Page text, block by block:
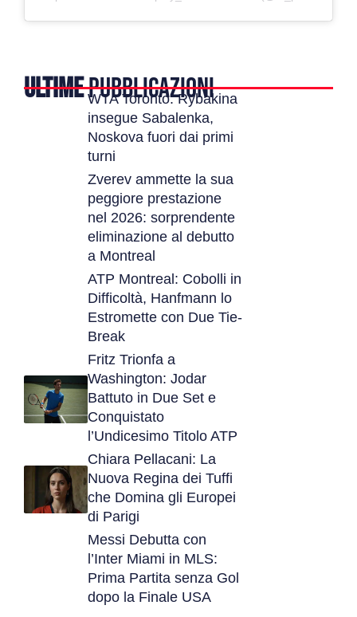
ULTIMEPUBBLICAZIONI
WTA Toronto: Rybakina
insegue Sabalenka,
Noskova fuori dai primi
turni
Zverev ammette la sua
peggiore prestazione
nel 2026: sorprendente
eliminazione al debutto
a Montreal
ATP Montreal: Cobolli in
Difficoltà, Hanfmann lo
Estromette con Due Tie-
Break
Fritz Trionfa a
Washington: Jodar
Battuto in Due Set e
Conquistato
l’Undicesimo Titolo ATP
Chiara Pellacani: La
Nuova Regina dei Tuffi
che Domina gli Europei
di Parigi
Messi Debutta con
l’Inter Miami in MLS:
Prima Partita senza Gol
dopo la Finale USA